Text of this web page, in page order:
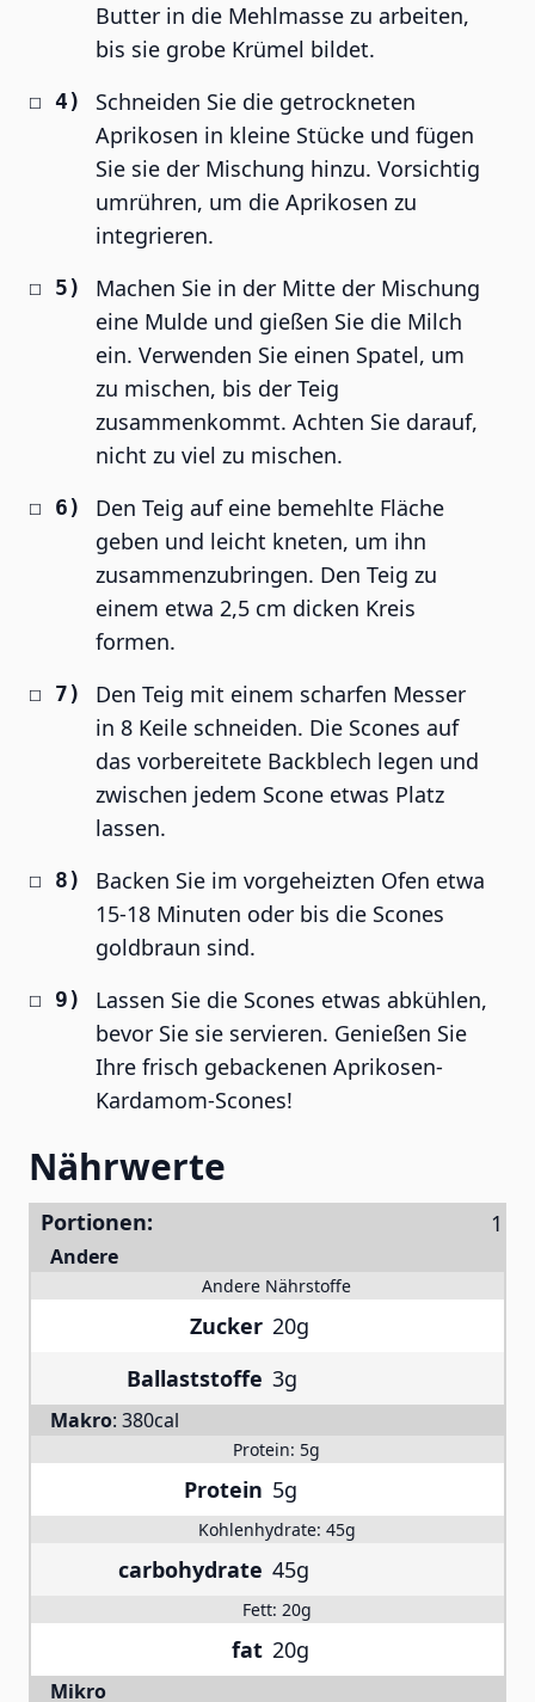
Butter in die Mehlmasse zu arbeiten,
bis sie grobe Krümel bildet.
Schneiden Sie die getrockneten
Aprikosen in kleine Stücke und fügen
Sie sie der Mischung hinzu. Vorsichtig
umrühren, um die Aprikosen zu
integrieren.
Machen Sie in der Mitte der Mischung
eine Mulde und gießen Sie die Milch
ein. Verwenden Sie einen Spatel, um
zu mischen, bis der Teig
zusammenkommt. Achten Sie darauf,
nicht zu viel zu mischen.
Den Teig auf eine bemehlte Fläche
geben und leicht kneten, um ihn
zusammenzubringen. Den Teig zu
einem etwa 2,5 cm dicken Kreis
formen.
Den Teig mit einem scharfen Messer
in 8 Keile schneiden. Die Scones auf
das vorbereitete Backblech legen und
zwischen jedem Scone etwas Platz
lassen.
Backen Sie im vorgeheizten Ofen etwa
15-18 Minuten oder bis die Scones
goldbraun sind.
Lassen Sie die Scones etwas abkühlen,
bevor Sie sie servieren. Genießen Sie
Ihre frisch gebackenen Aprikosen-
Kardamom-Scones!
Nährwerte
Portionen:
Andere
Andere Nährstoffe
Zucker 20g
Ballaststoffe 3g
Makro: 380cal
Protein: 5g
Protein 5g
Kohlenhydrate: 45g
carbohydrate 45g
Fett: 20g
fat 20g
Mikro